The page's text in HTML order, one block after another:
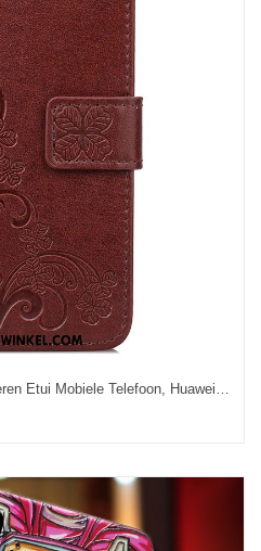
Huawei Nova 3 Hoesje Folio Leren Etui Mobiele Telefoon, Huawei Nova 3 Hoesje Zacht Anti-fall Braun